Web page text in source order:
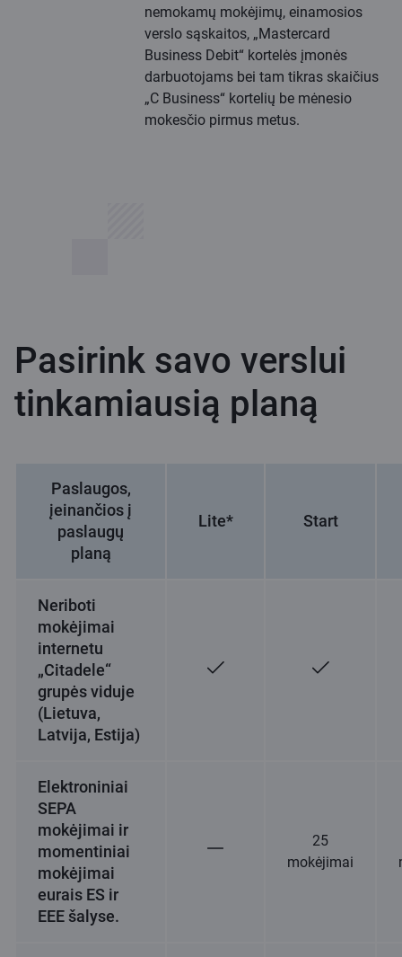
nemokamų mokėjimų, einamosios
verslo sąskaitos, „Mastercard
Business Debit“ kortelės įmonės
darbuotojams bei tam tikras skaičius
„C Business“ kortelių be mėnesio
mokesčio pirmus metus.
Pasirink savo verslui
tinkamiausią planą
Paslaugos,
įeinančios į
paslaugų
planą
Lite* Start
Neriboti
mokėjimai
internetu
„Citadele“
grupės viduje
(Lietuva,
Latvija, Estija)
Elektroniniai
SEPA
mokėjimai ir
momentiniai
mokėjimai
eurais ES ir
EEE šalyse.
25
mokėjimai